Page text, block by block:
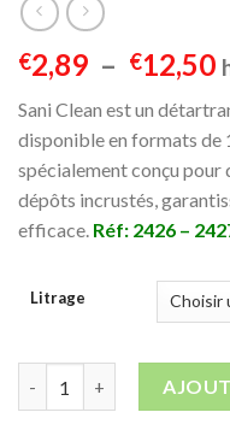
€2,89 – €12,50
à
Sani Clean est un
disponible en formats de
spécialement conçu pour
dépôts incrustés,
efficace. Réf: 2426 –
Litrage